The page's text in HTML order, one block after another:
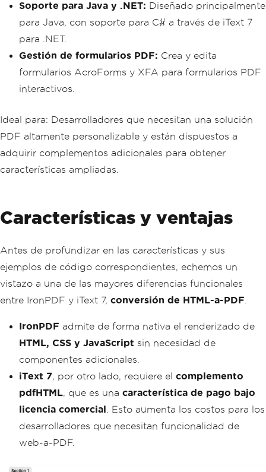
Soporte para Java y .NET: Diseñado principalmente
para Java, con soporte para C# a través de iText 7
para .NET.
Gestión de formularios PDF: Crea y edita
formularios AcroForms y XFA para formularios PDF
interactivos.
Ideal para: Desarrolladores que necesitan una solución
PDF altamente personalizable y están dispuestos a
adquirir complementos adicionales para obtener
características ampliadas.
Características y ventajas
Antes de profundizar en las características y sus
ejemplos de código correspondientes, echemos un
vistazo a una de las mayores diferencias funcionales
entre IronPDF y iText 7, conversión de HTML-a-PDF.
IronPDF admite de forma nativa el renderizado de
HTML, CSS y JavaScript sin necesidad de
componentes adicionales.
iText 7, por otro lado, requiere el complemento
pdfHTML, que es una característica de pago bajo
licencia comercial. Esto aumenta los costos para los
desarrolladores que necesitan funcionalidad de
web-a-PDF.